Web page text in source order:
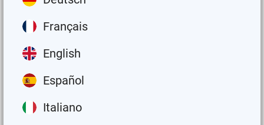
Français
English
Español
Italiano
温度範囲